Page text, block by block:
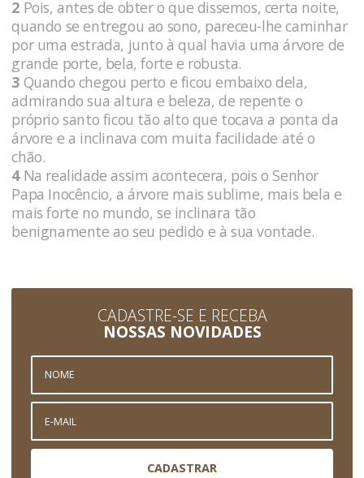
2 Pois, antes de obter o que dissemos, certa noite,
quando se entregou ao sono, pareceu-lhe caminhar
por uma estrada, junto à qual havia uma árvore de
grande porte, bela, forte e robusta.
3 Quando chegou perto e ficou embaixo dela,
admirando sua altura e beleza, de repente o
próprio santo ficou tão alto que tocava a ponta da
árvore e a inclinava com muita facilidade até o
chão.
4Na realidade assim acontecera, pois o Senhor
Papa Inocêncio, a árvore mais sublime, mais bela e
mais forte no mundo, se inclinara tão
benignamente ao seu pedido e à sua vontade.
CADASTRE-SE E RECEBA
NOSSAS NOVIDADES
CADASTRAR